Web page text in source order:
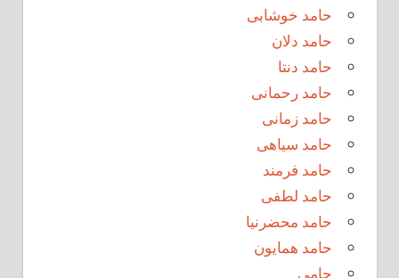
حامد خوشابی
حامد دلان
حامد دنتا
حامد رحمانی
حامد زمانی
حامد سیاهی
حامد فرمند
حامد لطفی
حامد محضرنیا
حامد همایون
حامی